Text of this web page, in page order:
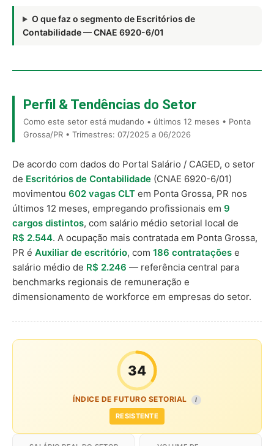
O que faz o segmento de Escritórios de
Contabilidade — CNAE 6920-6/01
Perfil & Tendências do Setor
Como este setor está mudando • últimos 12 meses • Ponta
Grossa/PR • Trimestres: 07/2025 a 06/2026
De acordo com dados do Portal Salário / CAGED, o setor
de Escritórios de Contabilidade (CNAE 6920-6/01)
movimentou 602 vagas CLT em Ponta Grossa, PR nos
últimos 12 meses, empregando profissionais em 9
cargos distintos, com salário médio setorial local de
R$ 2.544. A ocupação mais contratada em Ponta Grossa,
PR é Auxiliar de escritório, com 186 contratações e
salário médio de R$ 2.246 — referência central para
benchmarks regionais de remuneração e
dimensionamento de workforce em empresas do setor.
34
ÍNDICE DE FUTURO SETORIAL I
RESISTENTE